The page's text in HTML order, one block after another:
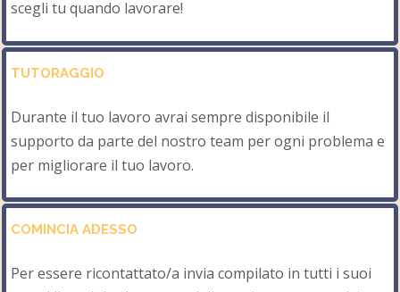
scegli tu quando lavorare!
TUTORAGGIO
Durante il tuo lavoro avrai sempre disponibile il
supporto da parte del nostro team per ogni problema e
per migliorare il tuo lavoro.
COMINCIA ADESSO
Per essere ricontattato/a invia compilato in tutti i suoi